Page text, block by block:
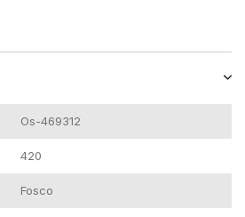
Os-469312
420
Fosco